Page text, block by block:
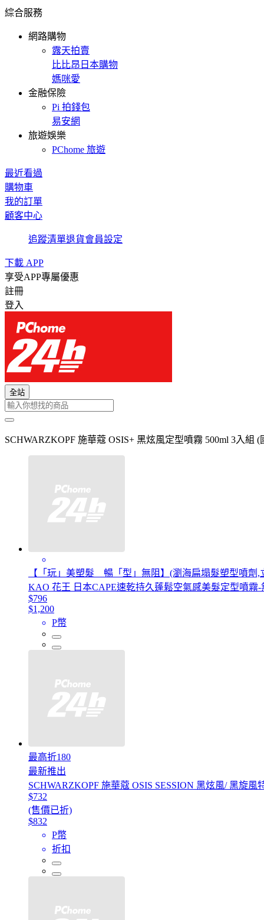
綜合服務
網路購物
露天拍賣
比比昂日本購物
媽咪愛
金融保險
Pi 拍錢包
易安網
旅遊娛樂
PChome 旅遊
最近看過
購物車
我的訂單
顧客中心
追蹤清單退貨會員設定
下載 APP
享受APP專屬優惠
註冊
登入
全站
SCHWARZKOPF 施華蔻 OSIS+ 黑炫風定型噴霧 500ml 3入組 (
【「玩」美塑髮 暢「型」無阻】(瀏海扁塌髮塑型噴劑,
KAO 花王 日本CAPE速乾持久蓬鬆空氣感美髮定型噴霧
$796
$1,200
P幣
最高折180
最新推出
SCHWARZKOPF 施華蔻 OSIS SESSION 黑炫風/ 黑旋風
$732
(售價已折)
$832
P幣
折扣